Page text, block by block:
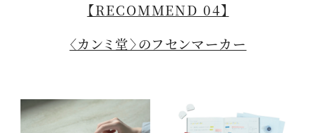
【RECOMMEND 04】
〈カンミ堂〉のフセンマーカー